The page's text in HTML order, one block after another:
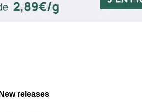
New releases